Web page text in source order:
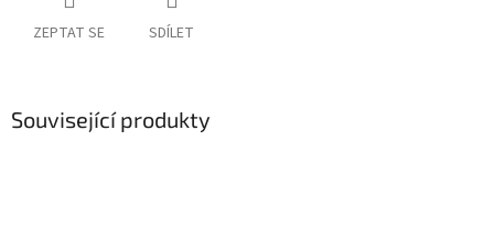
ZEPTAT SE SDÍLET
Související produkty